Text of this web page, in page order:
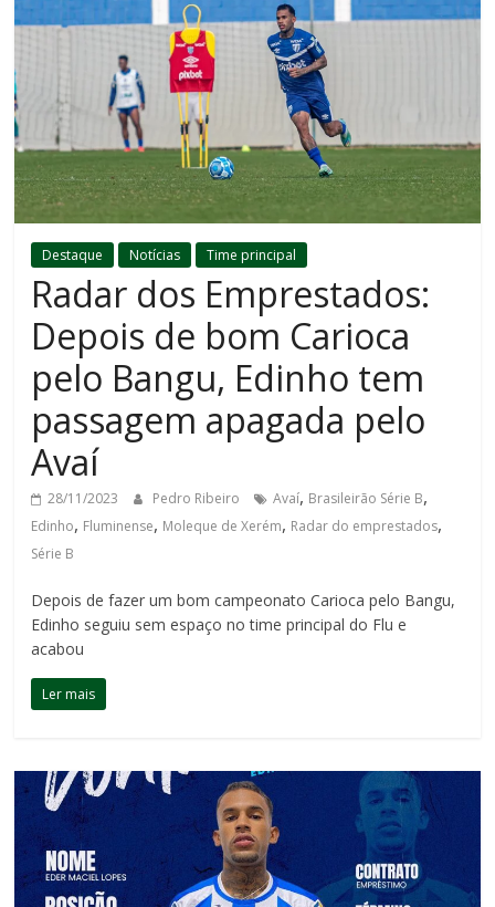
Destaque Notícias Time principal
Radar dos Emprestados:
Depois de bom Carioca
pelo Bangu, Edinho tem
passagem apagada pelo
Avaí
28/11/2023 Pedro Ribeiro Avaí, Brasileirão Série B,
Edinho, Fluminense, Moleque de Xerém, Radar do emprestados,
Série B
Depois de fazer um bom campeonato Carioca pelo Bangu,
Edinho seguiu sem espaço no time principal do Flu e
acabou
Ler mais